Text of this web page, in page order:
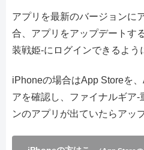
アプリを最新のバージョンに
合、アプリをアップデートす
装戦姫-にログインできるよう
iPhoneの場合はApp Storeを
アを確認し、ファイナルギア-
ンのアプリが出ていたらアッ